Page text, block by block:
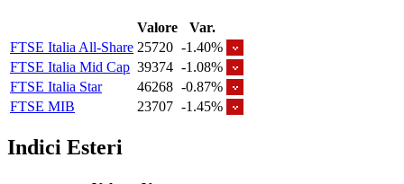
Valore
Var.
FTSE Italia All-Share 25720 -1.40%
FTSE Italia Mid Cap 39374 -1.08%
FTSE Italia Star
46268 -0.87%
FTSE MIB
23707 -1.45%
Indici Esteri